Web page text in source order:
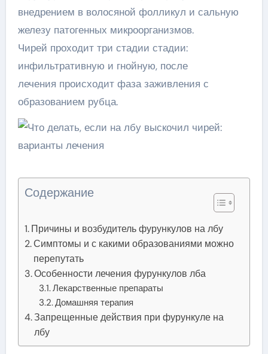
внедрением в волосяной фолликул и сальную
железу патогенных микроорганизмов.
Чирей проходит три стадии стадии:
инфильтративную и гнойную, после
лечения происходит фаза заживления с
образованием рубца.
Содержание
Причины и возбудитель фурункулов на лбу
Симптомы и с какими образованиями можно
перепутать
Особенности лечения фурункулов лба
Лекарственные препараты
Домашняя терапия
Запрещенные действия при фурункуле на
лбу